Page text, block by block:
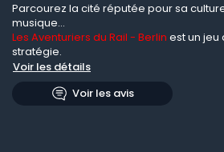
Parcourez la cité réputée pour sa
musique...
Les Aventuriers du Rail - Berlin est un
stratégie.
Voir les détails
Voir les avis